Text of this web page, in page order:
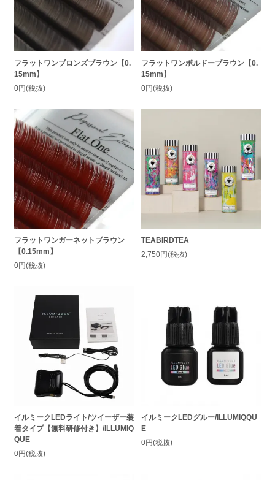
フラットワンブロンズブラウン【0.
15mm】
0円(税抜)
フラットワンボルドーブラウン【0.
15mm】
0円(税抜)
フラットワンガーネットブラウン
【0.15mm】
0円(税抜)
TEABIRDTEA
2,750円(税抜)
イルミークLEDライト/ツイーザー装
着タイプ【無料研修付き】/ILLUMIQ
QUE
0円(税抜)
イルミークLEDグルー/ILLUMIQQU
E
0円(税抜)